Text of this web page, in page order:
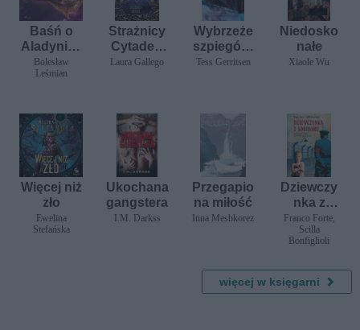
Baśń o
Aladynie i
o lampie
cudownej
Bolesław
Leśmian
Strażnicy
Cytadeli.
Misja Rox
Laura Gallego
Wybrzeże
szpiegów.
Seria Klub
Tess Gerritsen
Niedosko
nałe
Xiaole Wu
Więcej niż
zło
Ewelina
Stefańska
Ukochana
gangstera
I.M. Darkss
Przegapio
na miłość
Inna Meshkorez
Dziewczy
nka z
Sobiboru
Franco Forte,
Scilla
Bonfiglioli
więcej w księgarni